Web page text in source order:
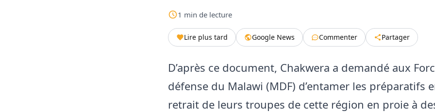
1 min de lecture
Lire plus tard Google News Commenter Partager
D’après ce document, Chakwera a demandé aux
défense du Malawi (MDF) d’entamer les préparatifs
retrait de leurs troupes de cette région en proie à